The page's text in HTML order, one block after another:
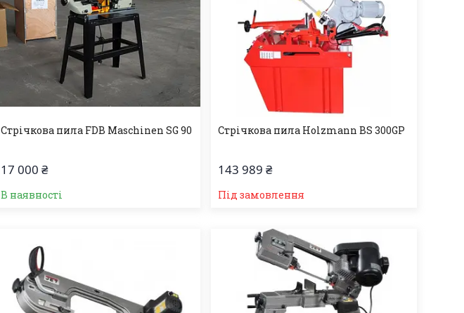
Стрічкова пила FDB Maschinen SG 90
17 000 ₴
В наявності
Стрічкова пила Holzmann BS 300GP
143 989 ₴
Під замовлення